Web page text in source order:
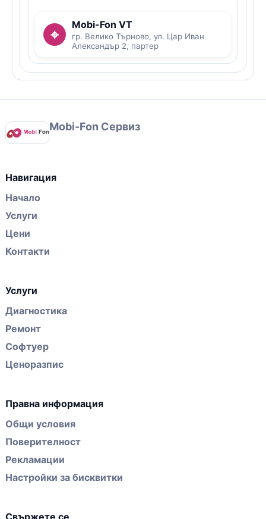
⌖
Mobi-Fon VT
гр. Велико Търново, ул. Цар Иван
Александър 2, партер
Mobi-Fon Сервиз
Навигация
Начало
Услуги
Цени
Контакти
Услуги
Диагностика
Ремонт
Софтуер
Ценоразпис
Правна информация
Общи условия
Поверителност
Рекламации
Настройки за бисквитки
Свържете се